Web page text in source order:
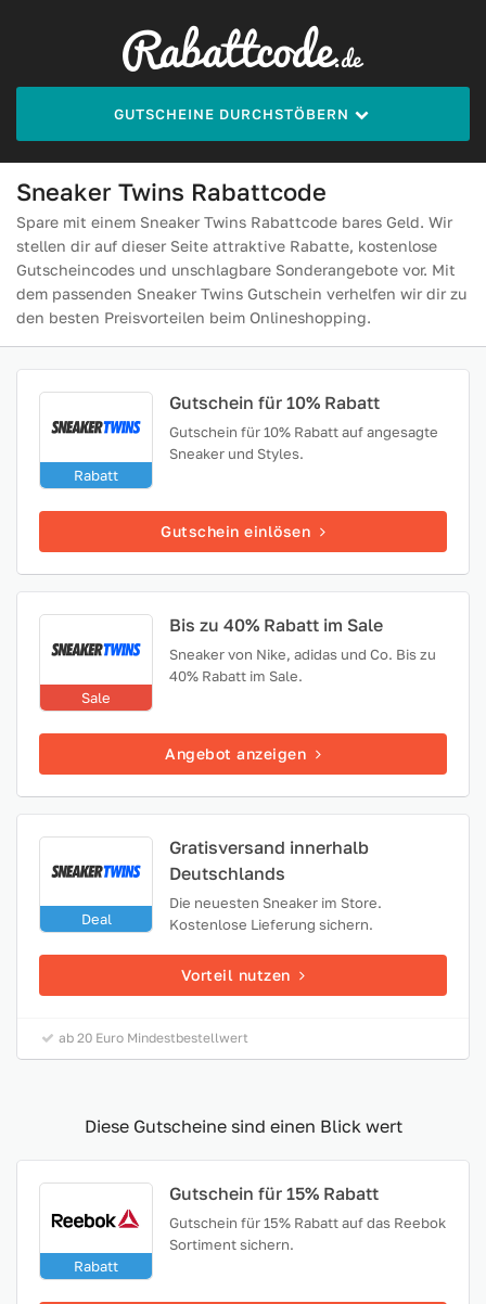
GUTSCHEINE DURCHSTÖBERN
Sneaker Twins Rabattcode
Spare mit einem Sneaker Twins Rabattcode bares Geld. Wir
stellen dir auf dieser Seite attraktive Rabatte, kostenlose
Gutscheincodes und unschlagbare Sonderangebote vor. Mit
dem passenden Sneaker Twins Gutschein verhelfen wir dir zu
den besten Preisvorteilen beim Onlineshopping.
Rabatt
Gutschein für 10% Rabatt
Gutschein für 10% Rabatt auf angesagte
Sneaker und Styles.
Gutschein einlösen
Sale
Bis zu 40% Rabatt im Sale
Sneaker von Nike, adidas und Co. Bis zu
40% Rabatt im Sale.
Angebot anzeigen
Deal
Gratisversand innerhalb
Deutschlands
Die neuesten Sneaker im Store.
Kostenlose Lieferung sichern.
Vorteil nutzen
ab 20 Euro Mindestbestellwert
Diese Gutscheine sind einen Blick wert
Rabatt
Gutschein für 15% Rabatt
Gutschein für 15% Rabatt auf das Reebok
Sortiment sichern.